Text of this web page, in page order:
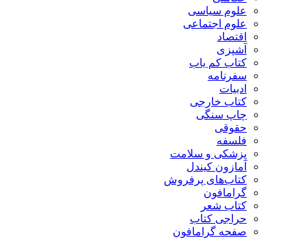
علوم سیاسی
علوم اجتماعی
اقتصاد
آشپزی
کتاب کم یاب
سفرنامه
ادبیات
کتاب خارجی
چاپ سنگی
حقوقی
فلسفه
پزشکی و سلامت
آمازون کیندل
کتاب‌های پرفروش
گرامافون
کتاب شعر
حراجی کتاب
صفحه گرامافون